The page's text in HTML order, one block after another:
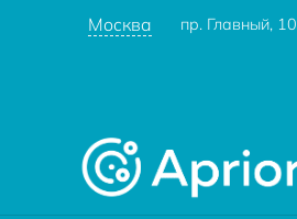
Москва пр. Главный, 10